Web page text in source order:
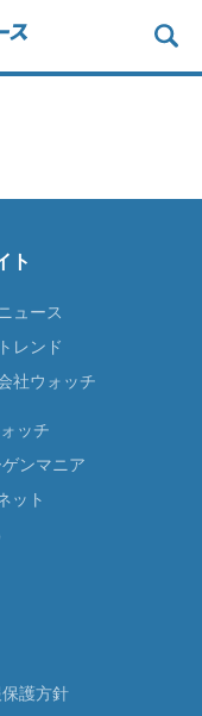
ト
ュース
レンド
社ウォッチ
ッチ
ンマニア
ット
護方針